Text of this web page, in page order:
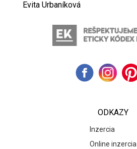
Evita Urbaníková
ODKAZY
Inzercia
Online inzercia